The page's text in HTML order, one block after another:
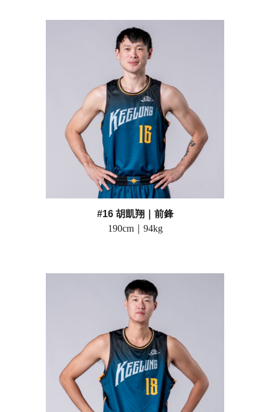
#16 胡凱翔 ｜前鋒
190cm｜ 94kg